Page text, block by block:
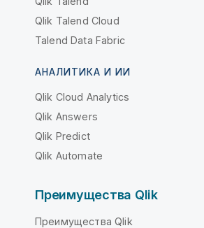
Qlik Talend Cloud
Talend Data Fabric
АНАЛИТИКА И ИИ
Qlik Cloud Analytics
Qlik Answers
Qlik Predict
Qlik Automate
Преимущества Qlik
Преимущества Qlik